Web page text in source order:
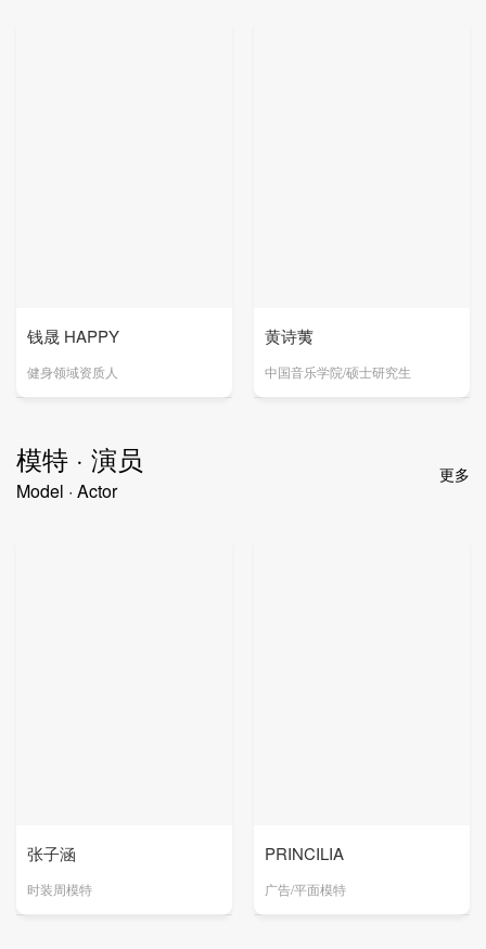
钱晟 HAPPY
健身领域资质人
黄诗荑
中国音乐学院/硕士研究生
模特 · 演员
Model · Actor
更多
张子涵
时装周模特
PRINCILIA
广告/平面模特